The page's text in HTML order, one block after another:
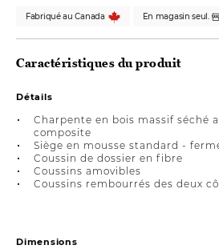
Fabriqué au Canada En magasin seul.
Caractéristiques du produit
Détails
Charpente en bois massif séché
composite
Siège en mousse standard -
Coussin de dossier en fibre
Coussins amovibles
Coussins rembourrés des deux
Dimensions